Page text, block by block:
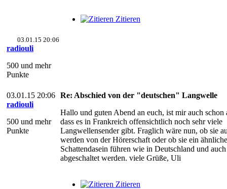
Zitieren
03.01.15 20:06
radiouli
500 und mehr
Punkte
03.01.15 20:06
radiouli
500 und mehr
Punkte
Re: Abschied von der "deutschen" Langwelle
Hallo und guten Abend an euch, ist mir auch schon
dass es in Frankreich offensichtlich noch sehr viele
Langwellensender gibt. Fraglich wäre nun, ob sie
werden von der Hörerschaft oder ob sie ein
Schattendasein führen wie in Deutschland und
abgeschaltet werden. viele Grüße, Uli
Zitieren